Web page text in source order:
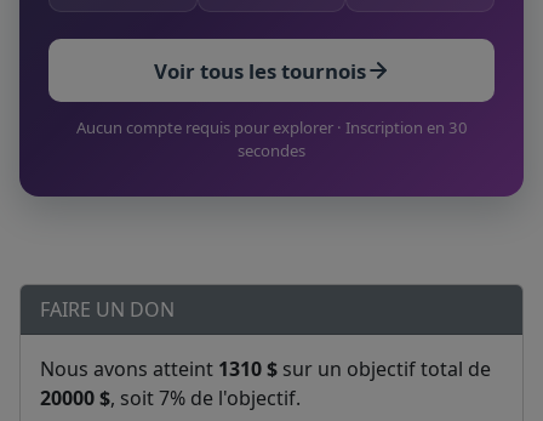
Voir tous les tournois
Aucun compte requis pour explorer · Inscription en 30
secondes
FAIRE UN DON
Nous avons atteint 1310 $ sur un objectif total de
20000 $, soit 7% de l'objectif.